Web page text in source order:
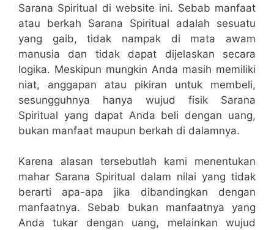
Sarana Spiritual di website ini. Sebab manfaat
atau berkah Sarana Spiritual adalah sesuatu
yang gaib, tidak nampak di mata awam
manusia dan tidak dapat dijelaskan secara
logika. Meskipun mungkin Anda masih memiliki
niat, anggapan atau pikiran untuk membeli,
sesungguhnya hanya wujud fisik Sarana
Spiritual yang dapat Anda beli dengan uang,
bukan manfaat maupun berkah di dalamnya.
Karena alasan tersebutlah kami menentukan
mahar Sarana Spiritual dalam nilai yang tidak
berarti apa-apa jika dibandingkan dengan
manfaatnya. Sebab bukan manfaatnya yang
Anda tukar dengan uang, melainkan wujud